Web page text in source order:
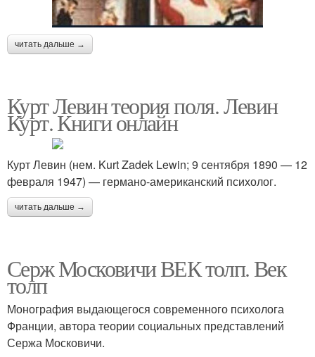
читать дальше →
Курт Левин теория поля. Левин
Курт. Книги онлайн
Курт Левин (нем. Kurt Zadek Lewin; 9 сентября 1890 — 12
февраля 1947) — германо-американский психолог.
читать дальше →
Серж Московичи ВЕК толп. Век
толп
Монография выдающегося современного психолога
Франции, автора теории социальных представлений
Сержа Московичи.